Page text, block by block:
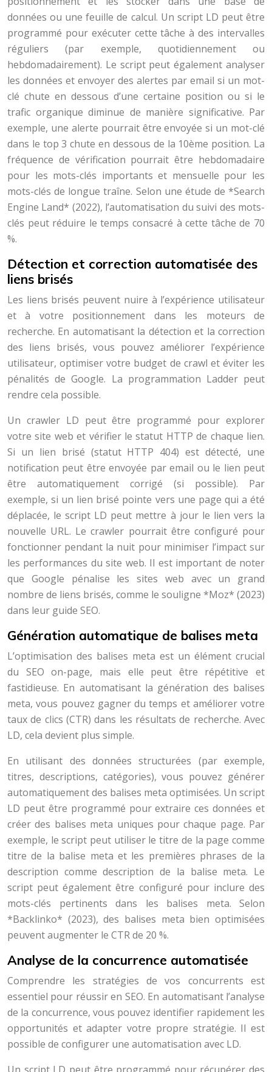
données ou une feuille de calcul. Un script LD peut être
programmé pour exécuter cette tâche à des intervalles
réguliers (par exemple, quotidiennement ou
hebdomadairement). Le script peut également analyser
les données et envoyer des alertes par email si un mot-
clé chute en dessous d’une certaine position ou si le
trafic organique diminue de manière significative. Par
exemple, une alerte pourrait être envoyée si un mot-clé
dans le top 3 chute en dessous de la 10ème position. La
fréquence de vérification pourrait être hebdomadaire
pour les mots-clés importants et mensuelle pour les
mots-clés de longue traîne. Selon une étude de *Search
Engine Land* (2022), l’automatisation du suivi des mots-
clés peut réduire le temps consacré à cette tâche de 70
%.
Détection et correction automatisée des
liens brisés
Les liens brisés peuvent nuire à l’expérience utilisateur
et à votre positionnement dans les moteurs de
recherche. En automatisant la détection et la correction
des liens brisés, vous pouvez améliorer l’expérience
utilisateur, optimiser votre budget de crawl et éviter les
pénalités de Google. La programmation Ladder peut
rendre cela possible.
Un crawler LD peut être programmé pour explorer
votre site web et vérifier le statut HTTP de chaque lien.
Si un lien brisé (statut HTTP 404) est détecté, une
notification peut être envoyée par email ou le lien peut
être automatiquement corrigé (si possible). Par
exemple, si un lien brisé pointe vers une page qui a été
déplacée, le script LD peut mettre à jour le lien vers la
nouvelle URL. Le crawler pourrait être configuré pour
fonctionner pendant la nuit pour minimiser l’impact sur
les performances du site web. Il est important de noter
que Google pénalise les sites web avec un grand
nombre de liens brisés, comme le souligne *Moz* (2023)
dans leur guide SEO.
Génération automatique de balises meta
L’optimisation des balises meta est un élément crucial
du SEO on-page, mais elle peut être répétitive et
fastidieuse. En automatisant la génération des balises
meta, vous pouvez gagner du temps et améliorer votre
taux de clics (CTR) dans les résultats de recherche. Avec
LD, cela devient plus simple.
En utilisant des données structurées (par exemple,
titres, descriptions, catégories), vous pouvez générer
automatiquement des balises meta optimisées. Un script
LD peut être programmé pour extraire ces données et
créer des balises meta uniques pour chaque page. Par
exemple, le script peut utiliser le titre de la page comme
titre de la balise meta et les premières phrases de la
description comme description de la balise meta. Le
script peut également être configuré pour inclure des
mots-clés pertinents dans les balises meta. Selon
*Backlinko* (2023), des balises meta bien optimisées
peuvent augmenter le CTR de 20 %.
Analyse de la concurrence automatisée
Comprendre les stratégies de vos concurrents est
essentiel pour réussir en SEO. En automatisant l’analyse
de la concurrence, vous pouvez identifier rapidement les
opportunités et adapter votre propre stratégie. Il est
possible de configurer une automatisation avec LD.